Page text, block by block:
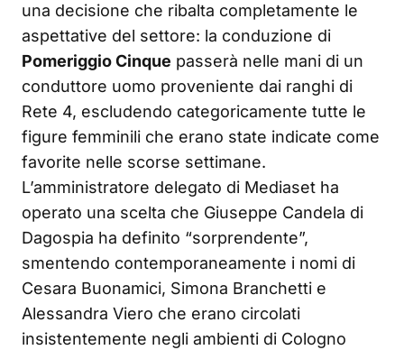
una decisione che ribalta completamente le
aspettative del settore: la conduzione di
Pomeriggio Cinque passerà nelle mani di un
conduttore uomo proveniente dai ranghi di
Rete 4, escludendo categoricamente tutte le
figure femminili che erano state indicate come
favorite nelle scorse settimane.
L’amministratore delegato di Mediaset ha
operato una scelta che Giuseppe Candela di
Dagospia ha definito “sorprendente”,
smentendo contemporaneamente i nomi di
Cesara Buonamici, Simona Branchetti e
Alessandra Viero che erano circolati
insistentemente negli ambienti di Cologno